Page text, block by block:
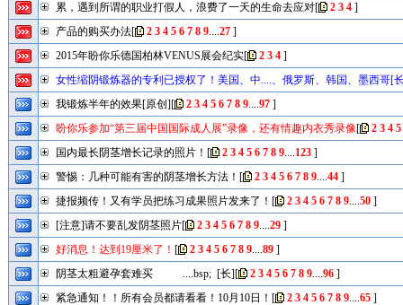
累，遇到所谓的职业打假人，浪费了一天的生命去应对[ 2 3 4]
产品的购买办法[ 2 3 4 5 6 7 8 9....27]
2015年盼你乐德国柏林VENUS展会纪实[ 2 3 4]
女性缩阴锻炼器的专利已授权了！美国、中....、俄罗斯、韩国、墨西哥[
2 3 4 5 6 7 8 9....17]
我锻炼半年的效果[原创][ 2 3 4 5 6 7 8 9....97]
盼你乐参加“第三届中国国际成人展”录像，还有情趣内衣秀录像[ 2 3 4 5
国内最长阴茎增长记录的照片！ [ 2 3 4 5 6 7 8 9....123]
警惕：几种可能有害的阴茎增长方法！ [ 2 3 4 5 6 7 8 9....44]
捷报频传！又有学员把练习成果照片发来了！ [ 2 3 4 5 6 7 8 9....50]
[注意]请不要乱发阴茎照片[ 2 3 4 5 6 7 8 9....29]
好消息！达到19厘米了！ [ 2 3 4 5 6 7 8 9....89]
阴茎太粗避孕套难买 ....bsp; [长][ 2 3 4 5 6 7 8 9....96]
紧急通知！！所有会员都请看看！10月10日！ [ 2 3 4 5 6 7 8 9....65]